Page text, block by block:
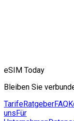
eSIM Today
Bleiben Sie
TarifeRatgeberFAQ
unsFür